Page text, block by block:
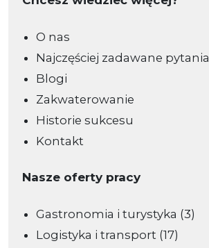
O nas
Najczęściej zadawane pytania
Blogi
Zakwaterowanie
Historie sukcesu
Kontakt
Nasze oferty pracy
Gastronomia i turystyka (3)
Logistyka i transport (17)